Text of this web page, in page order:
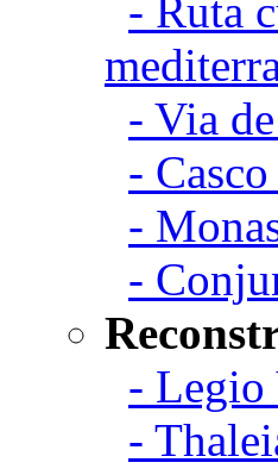
- Ruta
- Via
-
-
-
- Legio
-